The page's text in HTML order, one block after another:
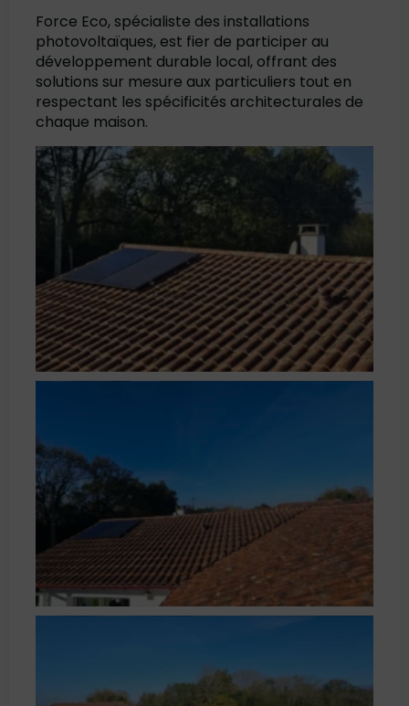
Force Eco, spécialiste des installations
photovoltaïques, est fier de participer au
développement durable local, offrant des
solutions sur mesure aux particuliers tout en
respectant les spécificités architecturales de
chaque maison.